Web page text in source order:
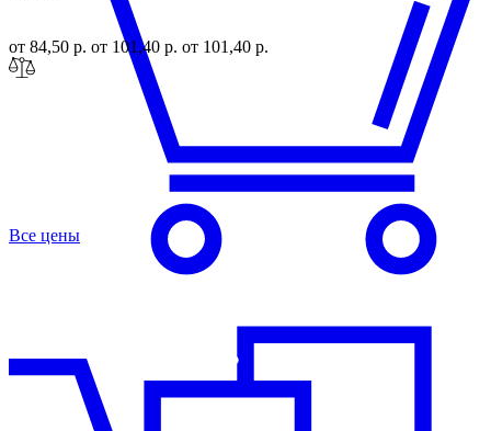
от 84,50 р. от 101,40 р. от 101,40 р.
Все цены